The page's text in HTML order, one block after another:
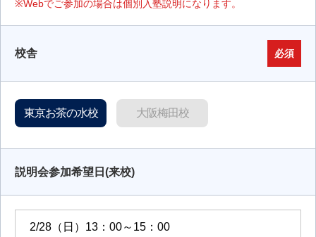
※Webでご参加の場合は個別入塾説明になります。
校舎 必須
東京お茶の水校 大阪梅田校
説明会参加希望日(来校)